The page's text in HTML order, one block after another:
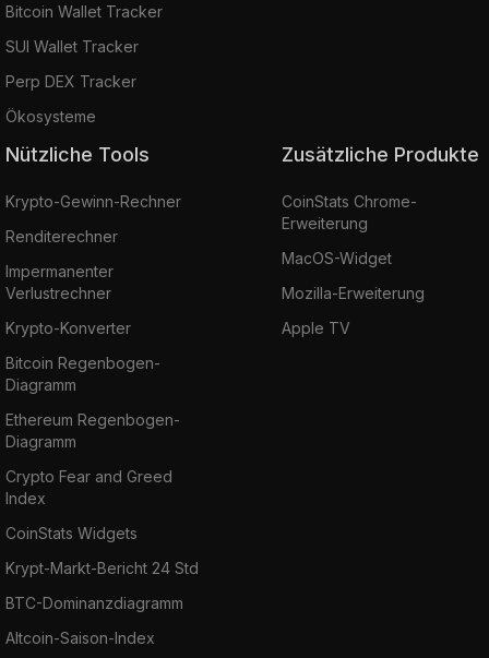
Bitcoin Wallet Tracker
SUI Wallet Tracker
Perp DEX Tracker
Ökosysteme
Nützliche Tools
Krypto-Gewinn-Rechner
Renditerechner
Impermanenter
Verlustrechner
Krypto-Konverter
Bitcoin Regenbogen-
Diagramm
Ethereum Regenbogen-
Diagramm
Crypto Fear and Greed
Index
CoinStats Widgets
Krypt-Markt-Bericht 24 Std
BTC-Dominanzdiagramm
Altcoin-Saison-Index
Zusätzliche Produkte
CoinStats Chrome-
Erweiterung
MacOS-Widget
Mozilla-Erweiterung
Apple TV